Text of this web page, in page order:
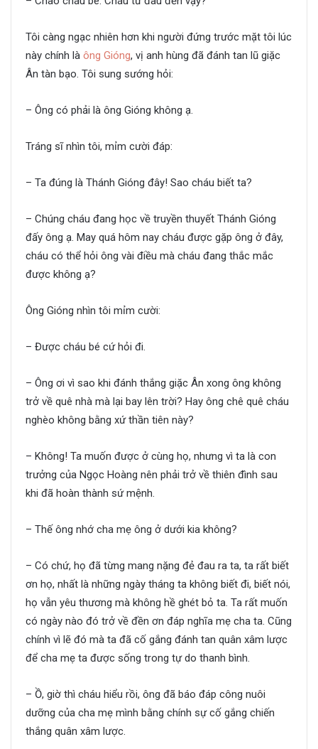
Tôi càng ngạc nhiên hơn khi người đứng trước mặt tôi lúc
này chính là ông Gióng, vị anh hùng đã đánh tan lũ giặc
Ân tàn bạo. Tôi sung sướng hỏi:
– Ông có phải là ông Gióng không ạ.
Tráng sĩ nhìn tôi, mỉm cười đáp:
– Ta đúng là Thánh Gióng đây! Sao cháu biết ta?
– Chúng cháu đang học về truyền thuyết Thánh Gióng
đấy ông ạ. May quá hôm nay cháu được gặp ông ở đây,
cháu có thể hỏi ông vài điều mà cháu đang thắc mắc
được không ạ?
Ông Gióng nhìn tôi mỉm cười:
– Được cháu bé cứ hỏi đi.
– Ông ơi vì sao khi đánh thắng giặc Ân xong ông không
trở về quê nhà mà lại bay lên trời? Hay ông chê quê cháu
nghèo không bằng xứ thần tiên này?
– Không! Ta muốn được ở cùng họ, nhưng vì ta là con
trưởng của Ngọc Hoàng nên phải trở về thiên đình sau
khi đã hoàn thành sứ mệnh.
– Thế ông nhớ cha mẹ ông ở dưới kia không?
– Có chứ, họ đã từng mang nặng đẻ đau ra ta, ta rất biết
ơn họ, nhất là những ngày tháng ta không biết đi, biết nói,
họ vẫn yêu thương mà không hề ghét bỏ ta. Ta rất muốn
có ngày nào đó trở về đền ơn đáp nghĩa mẹ cha ta. Cũng
chính vì lẽ đó mà ta đã cố gắng đánh tan quân xâm lược
để cha mẹ ta được sống trong tự do thanh bình.
– Ồ, giờ thì cháu hiểu rồi, ông đã báo đáp công nuôi
dưỡng của cha mẹ mình bằng chính sự cố gắng chiến
thắng quân xâm lược.